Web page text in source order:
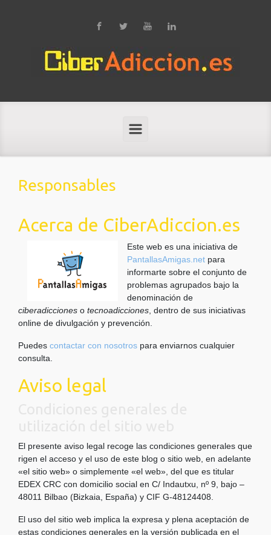
Responsables
Acerca de CiberAdiccion.es
Este web es una iniciativa de
PantallasAmigas.net para
informarte sobre el conjunto de
problemas agrupados bajo la
denominación de
ciberadicciones o tecnoadicciones , dentro de sus iniciativas
online de divulgación y prevención.
Puedes contactar con nosotros para enviarnos cualquier
consulta.
Aviso legal
El presente aviso legal recoge las condiciones generales que
rigen el acceso y el uso de este blog o sitio web, en adelante
«el sitio web» o simplemente «el web», del que es titular
EDEX CRC con domicilio social en C/ Indautxu, nº 9, bajo –
48011 Bilbao (Bizkaia, España) y CIF G-48124408.
El uso del sitio web implica la expresa y plena aceptación de
estas condiciones generales en la versión publicada en el